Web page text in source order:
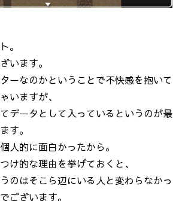
。
います。
ーなのかということで不快感を抱いて
いますが、
データとして入っているというのが最
す。
人的に面白かったから。
け的な理由を挙げておくと、
のはそこら辺にいる人と変わらなかっ
ございます。